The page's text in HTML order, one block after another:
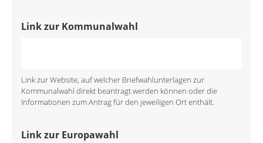
Link zur Kommunalwahl
Link zur Website, auf welcher Briefwahlunterlagen zur
Kommunalwahl direkt beantragt werden können oder die
Informationen zum Antrag für den jeweiligen Ort enthält.
Link zur Europawahl